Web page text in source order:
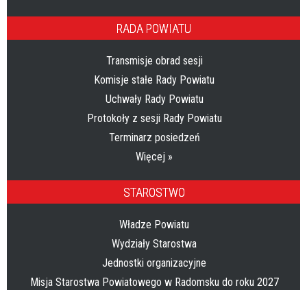
RADA POWIATU
Transmisje obrad sesji
Komisje stałe Rady Powiatu
Uchwały Rady Powiatu
Protokoły z sesji Rady Powiatu
Terminarz posiedzeń
Więcej »
STAROSTWO
Władze Powiatu
Wydziały Starostwa
Jednostki organizacyjne
Misja Starostwa Powiatowego w Radomsku do roku 2027